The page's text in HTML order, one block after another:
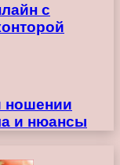
с
ношении
и нюансы